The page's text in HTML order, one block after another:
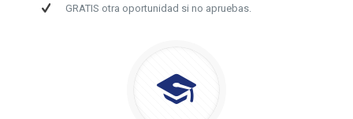
GRATIS otra oportunidad si no apruebas.